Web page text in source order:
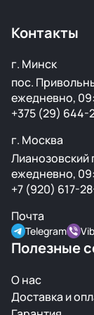
Контакты
г. Минск
пос.
ежедневно,
+375 (29) 644-
г. Москва
Лианозовский
ежедневно,
+7 (920) 617-
Почта
Telegram
Полезные
О нас
Доставка и